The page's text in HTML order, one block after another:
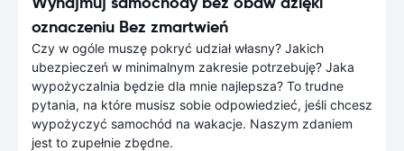
oznaczeniu Bez zmartwień
Czy w ogóle muszę pokryć udział własny? Jakich
ubezpieczeń w minimalnym zakresie potrzebuję? Jaka
wypożyczalnia będzie dla mnie najlepsza? To trudne
pytania, na które musisz sobie odpowiedzieć, jeśli chcesz
wypożyczyć samochód na wakacje. Naszym zdaniem
jest to zupełnie zbędne.